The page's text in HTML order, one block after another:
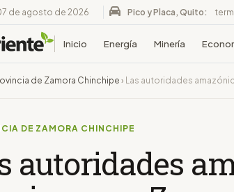
de agosto de 2026 Pico y Placa, Quito:
Inicio Energía Minería
de Zamora Chinchipe› Las autoridades
DE ZAMORA CHINCHIPE
autoridades